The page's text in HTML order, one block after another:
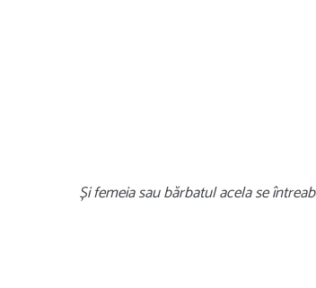
Și femeia sau bărbatul acela se